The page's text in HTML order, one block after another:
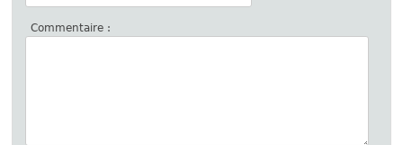
Commentaire :